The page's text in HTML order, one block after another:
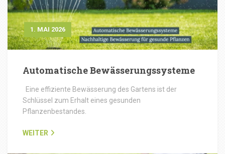
1. MAI 2026
Automatische Bewässerungssysteme
Eine effiziente Bewässerung des Gartens ist der
Schlüssel zum Erhalt eines gesunden
Pflanzenbestandes.
WEITER